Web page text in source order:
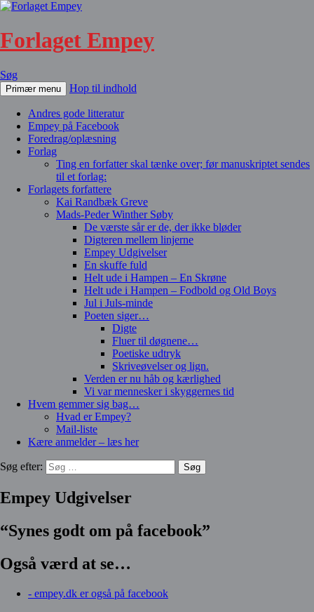
Forlaget Empey
Søg
Primær menu Hop til indhold
Andres gode litteratur
Empey på Facebook
Foredrag/oplæsning
Forlag
Ting en forfatter skal tænke over; før manuskriptet sendes
til et forlag:
Forlagets forfattere
Kai Randbæk Greve
Mads-Peder Winther Søby
De værste sår er de, der ikke bløder
Digteren mellem linjerne
Empey Udgivelser
En skuffe fuld
Helt ude i Hampen – En Skrøne
Helt ude i Hampen – Fodbold og Old Boys
Jul i Juls-minde
Poeten siger…
Digte
Fluer til døgnene…
Poetiske udtryk
Skriveøvelser og lign.
Verden er nu håb og kærlighed
Vi var mennesker i skyggernes tid
Hvem gemmer sig bag…
Hvad er Empey?
Mail-liste
Kære anmelder – læs her
Søg efter:
Empey Udgivelser
“Synes godt om på facebook”
Også værd at se…
- empey.dk er også på facebook